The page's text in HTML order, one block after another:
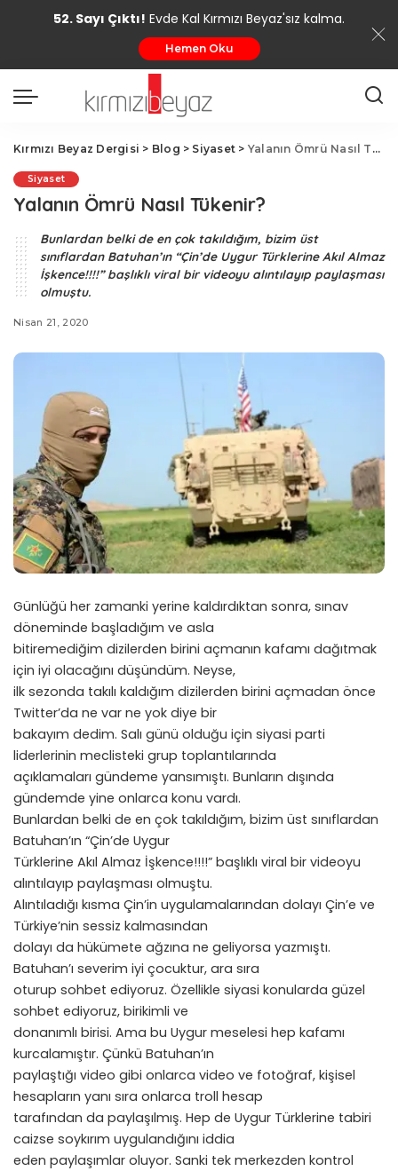
52. Sayı Çıktı! Evde Kal Kırmızı Beyaz'sız kalma.
Hemen Oku
Kırmızı Beyaz Dergisi > Blog > Siyaset > Yalanın Ömrü Nasıl Tükenir?
Siyaset
Yalanın Ömrü Nasıl Tükenir?
Bunlardan belki de en çok takıldığım, bizim üst
sınıflardan Batuhan’ın “Çin’de Uygur Türklerine Akıl Almaz
İşkence!!!!” başlıklı viral bir videoyu alıntılayıp paylaşması
olmuştu.
Nisan 21, 2020
Günlüğü her zamanki yerine kaldırdıktan sonra, sınav
döneminde başladığım ve asla
bitiremediğim dizilerden birini açmanın kafamı dağıtmak
için iyi olacağını düşündüm. Neyse,
ilk sezonda takılı kaldığım dizilerden birini açmadan önce
Twitter’da ne var ne yok diye bir
bakayım dedim. Salı günü olduğu için siyasi parti
liderlerinin meclisteki grup toplantılarında
açıklamaları gündeme yansımıştı. Bunların dışında
gündemde yine onlarca konu vardı.
Bunlardan belki de en çok takıldığım, bizim üst sınıflardan
Batuhan’ın “Çin’de Uygur
Türklerine Akıl Almaz İşkence!!!!” başlıklı viral bir videoyu
alıntılayıp paylaşması olmuştu.
Alıntıladığı kısma Çin’in uygulamalarından dolayı Çin’e ve
Türkiye’nin sessiz kalmasından
dolayı da hükümete ağzına ne geliyorsa yazmıştı.
Batuhan’ı severim iyi çocuktur, ara sıra
oturup sohbet ediyoruz. Özellikle siyasi konularda güzel
sohbet ediyoruz, birikimli ve
donanımlı birisi. Ama bu Uygur meselesi hep kafamı
kurcalamıştır. Çünkü Batuhan’ın
paylaştığı video gibi onlarca video ve fotoğraf, kişisel
hesapların yanı sıra onlarca troll hesap
tarafından da paylaşılmış. Hep de Uygur Türklerine tabiri
caizse soykırım uygulandığını iddia
eden paylaşımlar oluyor. Sanki tek merkezden kontrol